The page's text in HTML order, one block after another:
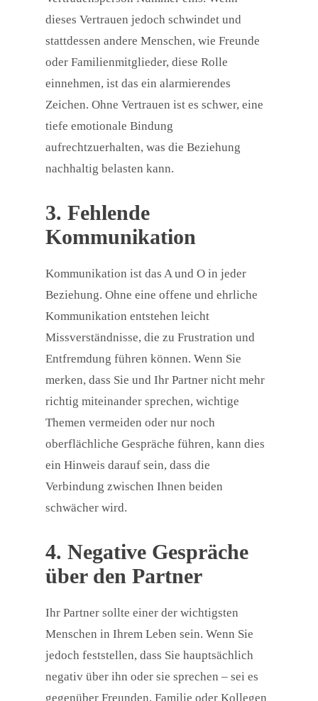
dieses Vertrauen jedoch schwindet und
stattdessen andere Menschen, wie Freunde
oder Familienmitglieder, diese Rolle
einnehmen, ist das ein alarmierendes
Zeichen. Ohne Vertrauen ist es schwer, eine
tiefe emotionale Bindung
aufrechtzuerhalten, was die Beziehung
nachhaltig belasten kann.
3. Fehlende
Kommunikation
Kommunikation ist das A und O in jeder
Beziehung. Ohne eine offene und ehrliche
Kommunikation entstehen leicht
Missverständnisse, die zu Frustration und
Entfremdung führen können. Wenn Sie
merken, dass Sie und Ihr Partner nicht mehr
richtig miteinander sprechen, wichtige
Themen vermeiden oder nur noch
oberflächliche Gespräche führen, kann dies
ein Hinweis darauf sein, dass die
Verbindung zwischen Ihnen beiden
schwächer wird.
4. Negative Gespräche
über den Partner
Ihr Partner sollte einer der wichtigsten
Menschen in Ihrem Leben sein. Wenn Sie
jedoch feststellen, dass Sie hauptsächlich
negativ über ihn oder sie sprechen – sei es
gegenüber Freunden, Familie oder Kollegen